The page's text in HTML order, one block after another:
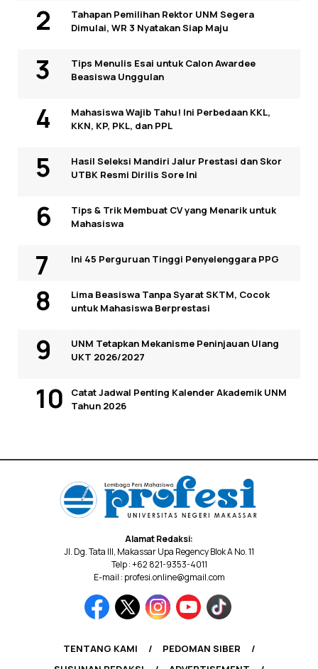
Tahapan Pemilihan Rektor UNM Segera
Dimulai, WR 3 Nyatakan Siap Maju
Tips Menulis Esai untuk Calon Awardee
Beasiswa Unggulan
Mahasiswa Wajib Tahu! Ini Perbedaan KKL,
KKN, KP, PKL, dan PPL
Hasil Seleksi Mandiri Jalur Prestasi dan Skor
UTBK Resmi Dirilis Sore Ini
Tips & Trik Membuat CV yang Menarik untuk
Mahasiswa
Ini 45 Perguruan Tinggi Penyelenggara PPG
Lima Beasiswa Tanpa Syarat SKTM, Cocok
untuk Mahasiswa Berprestasi
UNM Tetapkan Mekanisme Peninjauan Ulang
UKT 2026/2027
Catat Jadwal Penting Kalender Akademik UNM
Tahun 2026
Alamat Redaksi:
Jl. Dg. Tata III, Makassar Upa Regency Blok A No. 11
Telp : +62 821-9353-4011
E-mail : profesi.online@gmail.com
TENTANG KAMI
PEDOMAN SIBER